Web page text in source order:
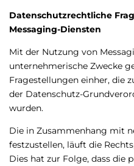
Datenschutzrechtliche
Messaging-Diensten
Mit der Nutzung von
unternehmerische Zwecke
Fragestellungen einher, die
der Datenschutz-
wurden.
Die in Zusammenhang mit
festzustellen, läuft die
Dies hat zur Folge, dass die